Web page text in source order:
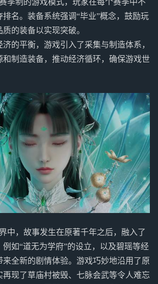
季制的游戏模式，玩家在每个赛季中不
排名。装备系统强调“毕业”概念，鼓励玩
的装备以实现突破。
的平衡，游戏引入了采集与制造体系，
和制造装备，推动经济循环，确保游戏世
中，故事发生在原著千年之后，融入了
如“道无为学府”的设立，以及碧瑶等经
全新的剧情体验。游戏巧妙地沿用了原
再现了草庙村被毁、七脉会武等令人难忘